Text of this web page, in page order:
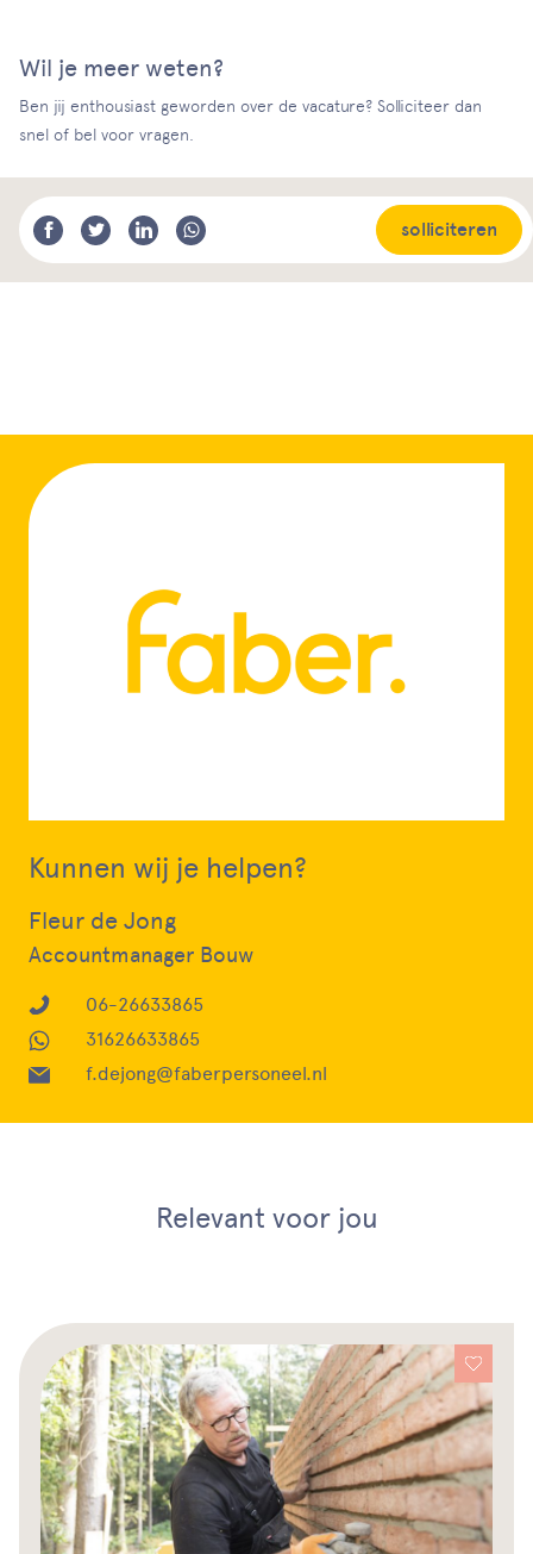
Wil je meer weten?
Ben jij enthousiast geworden over de vacature? Solliciteer dan
snel of bel voor vragen.
solliciteren
Kunnen wij je helpen?
Fleur de Jong
Accountmanager Bouw
06-26633865
31626633865
f.dejong@faberpersoneel.nl
Relevant voor jou